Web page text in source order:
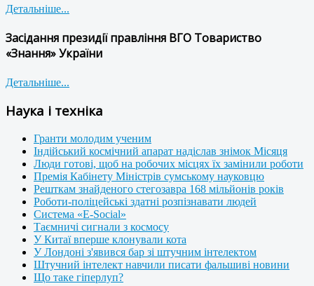
Детальніше...
Засідання президії правління ВГО Товариство
«Знання» України
Детальніше...
Наука і техніка
Гранти молодим ученим
Індійський космічний апарат надіслав знімок Місяця
Люди готові, щоб на робочих місцях їх замінили роботи
Премія Кабінету Міністрів сумському науковцю
Решткам знайденого стегозавра 168 мільйонів років
Роботи-поліцейські здатні розпізнавати людей
Система «E-Social»
Таємничі сигнали з космосу
У Китаї вперше клонували кота
У Лондоні з'явився бар зі штучним інтелектом
Штучний інтелект навчили писати фальшиві новини
Що таке гіперлуп?